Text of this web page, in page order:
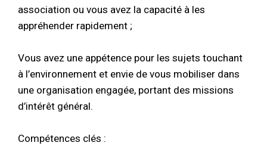
association ou vous avez la capacité à les
appréhender rapidement ;
Vous avez une appétence pour les sujets touchant
à l’environnement et envie de vous mobiliser dans
une organisation engagée, portant des missions
d’intérêt général.
Compétences clés :